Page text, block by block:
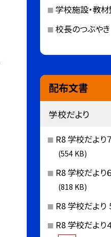
学校施設・教
校長のつぶやき
配布文書
学校だより
R8 学校だより
(554 KB)
R8 学校だより
(818 KB)
R8 学校だより
R8 学校だより